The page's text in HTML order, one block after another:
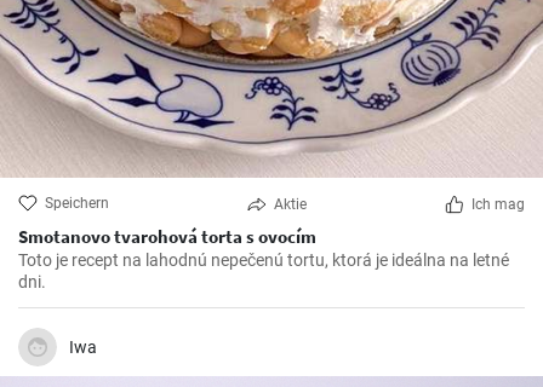
Speichern Aktie Ich mag
Smotanovo tvarohová torta s ovocím
Toto je recept na lahodnú nepečenú tortu, ktorá je ideálna na letné
dni.
Iwa